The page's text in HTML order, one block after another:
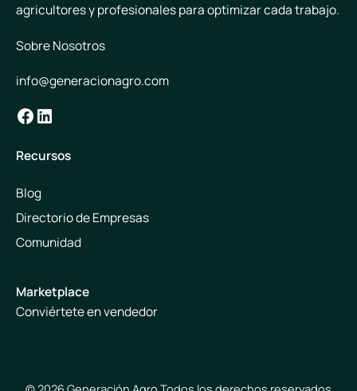
agricultores y profesionales para optimizar cada trabajo.
Sobre Nosotros
info@generacionagro.com
Facebook
LinkedIn
Recursos
Blog
Directorio de Empresas
Comunidad
Marketplace
Conviértete en vendedor